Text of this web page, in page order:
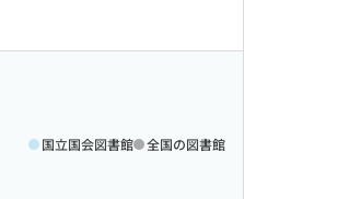
国立国会図書館 全国の図書館